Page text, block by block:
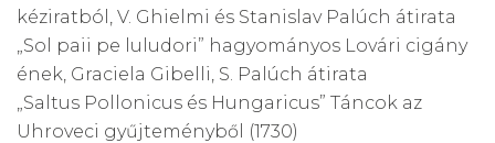
kéziratból, V. Ghielmi és Stanislav Palúch átirata
„Sol paii pe luludori” hagyományos Lovári cigány
ének, Graciela Gibelli, S. Palúch átirata
„Saltus Pollonicus és Hungaricus” Táncok az
Uhroveci gyűjteményből (1730)